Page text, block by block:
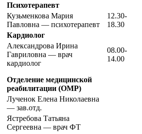
Психотерапевт
Кузьменкова Мария
Павловна — психотерапевт
12.30-
18.30
Кардиолог
Александрова Ирина
Гавриловна — врач
кардиолог
08.00-
14.00
Отделение медицинской
реабилитации (ОМР)
Лученок Елена Николаевна
— зав.отд.
Ястребова Татьяна
Сергеевна — врач ФТ